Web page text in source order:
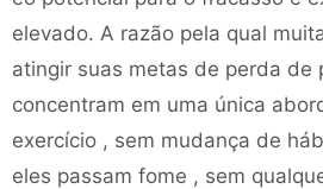
elevado. A razão pela qual
atingir suas metas de perda de
concentram em uma única
exercício , sem mudança de
eles passam fome , sem